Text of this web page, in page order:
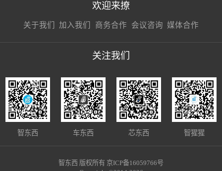
欢迎来撩
关于我们 加入我们
接扔简历
商务合作
接开聊
会议咨询 媒体合作
接开聊
关注我们
智东西 车东西 芯东西 智猩猩
智东西 版权所有 京ICP备16059766号